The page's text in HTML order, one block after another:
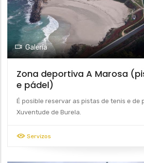
Galería
Zona deportiva A Marosa
e pádel)
É posible reservar as pistas de tenis e de
Xuventude de Burela.
Servizos